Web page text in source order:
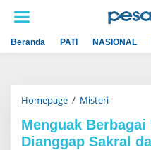
Beranda PATI NASIONAL
Homepage / Misteri
n
g
u
Menguak
Dianggap Sakral